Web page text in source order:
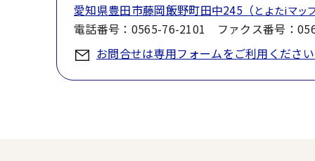
愛知県豊田市藤岡飯野町田中245（とよたiマッ
電話番号：0565-76-2101 ファクス番号：
お問合せは専用フォームをご利用くださ